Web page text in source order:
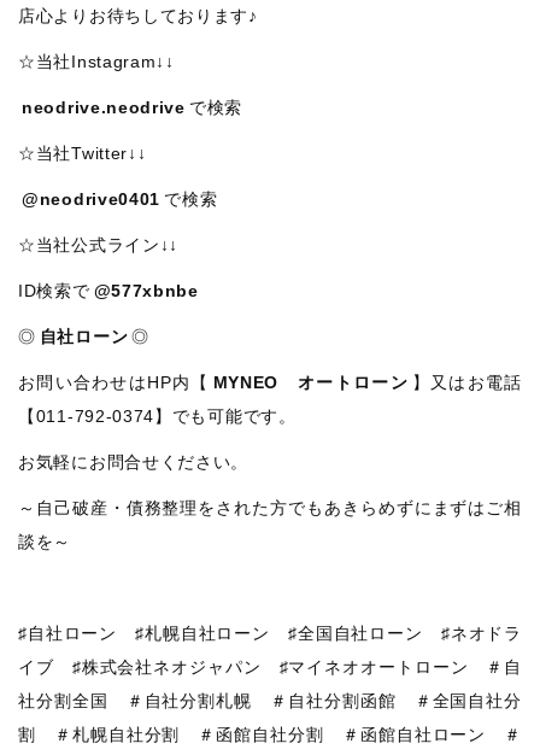
店心よりお待ちしております♪
☆当社Instagram↓↓
neodrive.neodrive で検索
☆当社Twitter↓↓
@neodrive0401 で検索
☆当社公式ライン↓↓
ID検索で @577xbnbe
◎ 自社ローン ◎
お問い合わせはHP内【 MYNEO オートローン 】又はお電話
【011-792-0374】でも可能です。
お気軽にお問合せください。
～自己破産・債務整理をされた方でもあきらめずにまずはご相
談を～
♯自社ローン ♯札幌自社ローン ♯全国自社ローン ♯ネオドラ
イブ ♯株式会社ネオジャパン ♯マイネオオートローン ＃自
社分割全国 ＃自社分割札幌 ＃自社分割函館 ＃全国自社分
割 ＃札幌自社分割 ＃函館自社分割 ＃函館自社ローン ＃